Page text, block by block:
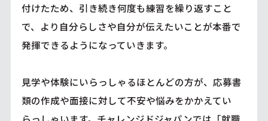
付けたため、引き続き何度も練習を繰り返すこと
で、より自分らしさや自分が伝えたいことが本番で
発揮できるようになっていきます。
見学や体験にいらっしゃるほとんどの方が、応募書
類の作成や面接に対して不安や悩みをかかえてい
らっしゃいます。チャレンジドジャパンでは「就職